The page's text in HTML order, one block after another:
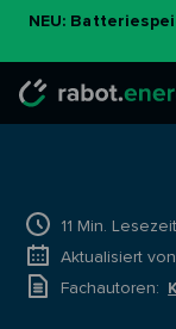
NEU:
11 Min. Lesezeit
Aktualisiert von
Fachautoren: